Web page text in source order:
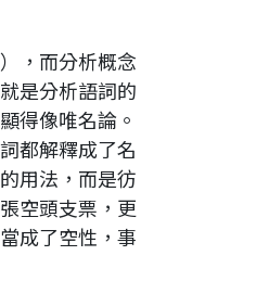
，而分析概念
是分析語詞的
得像唯名論。
都解釋成了名
用法，而是彷
空頭支票，更
成了空性，事